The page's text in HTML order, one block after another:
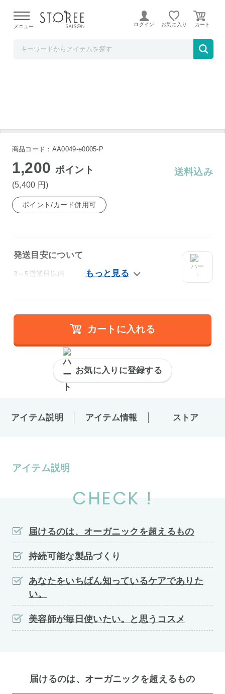
よる配送遅延が発生しております。
メニュー ログイン お気に入り
エニック シャンプー LB 450ml
商品コード：AA0049-e0005-P
1,200 ポイント
(5,400 円)
送料込み
ポイント/カード併用可
発送目安について
3～5営業日以内
カートに入れる
お気に入りに登録する
アイテム説明 アイテム情報 ストア
アイテム説明
CHECK !
届けるのは、オーガニックを超えるもの
持続可能な製品づくり
あなたをいちばん知っているケアでありた
い。
美容師が毎日使いたい。と思うコスメ
届けるのは、オーガニックを超えるもの